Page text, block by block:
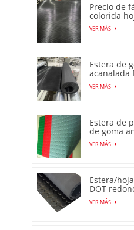
Precio de
colorida
acanalada
VER MÁS
Estera de
acanalada
producida
VER MÁS
Estera de
de goma
con patrón
de venta
VER MÁS
Estera/
DOT
de perno
VER MÁS